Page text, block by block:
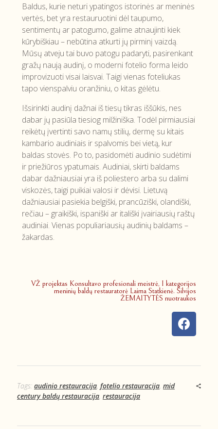
Baldus, kurie neturi ypatingos istorinės ar meninės
vertės, bet yra restauruotini dėl taupumo,
sentimentų ar patogumo, galime atnaujinti kiek
kūrybiškiau – nebūtina atkurti jų pirminį vaizdą.
Mūsų atveju tai buvo patogu padaryti, pasirenkant
gražų naują audinį, o moderni fotelio forma leido
improvizuoti visai laisvai. Taigi vienas foteliukas
tapo vienspalviu oranžiniu, o kitas gėlėtu.
Išsirinkti audinį dažnai iš tiesų tikras iššūkis, nes
dabar jų pasiūla tiesiog milžiniška. Todėl pirmiausiai
reikėtų įvertinti savo namų stilių, dermę su kitais
kambario audiniais ir spalvomis bei vietą, kur
baldas stovės. Po to, pasidomėti audinio sudėtimi
ir priežiūros ypatumais. Audiniai, skirti baldams
dabar dažniausiai yra iš poliestero arba su dalimi
viskozės, taigi puikiai valosi ir dėvisi. Lietuvą
dažniausiai pasiekia belgiški, prancūziški, olandiški,
rečiau – graikiški, ispaniški ar itališki įvairiausių raštų
audiniai. Vienas populiariausių audinių baldams –
žakardas.
VŽ projektas Konsultavo profesionali meistrė, I kategorijos
meninių baldų restauratorė Laima Statkienė. Silvijos
ŽEMAITYTĖS nuotraukos
Tags: audinio restauracija fotelio restauracija mid
century baldų restauracija restauracija